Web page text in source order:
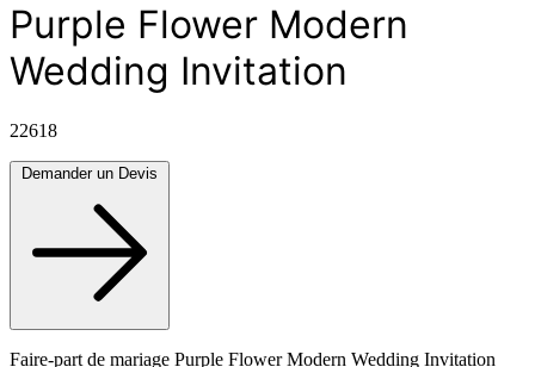
Purple Flower Modern
Wedding Invitation
22618
Faire-part de mariage Purple Flower Modern Wedding Invitation